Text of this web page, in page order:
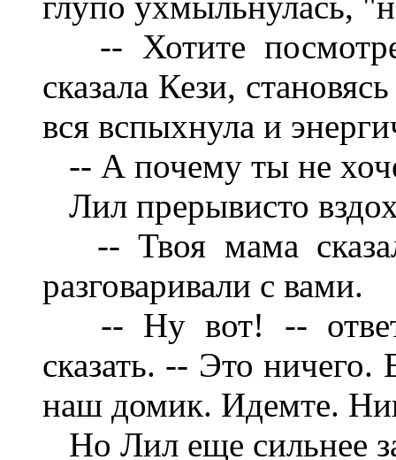
-- Хотите
сказала Кези,
вся вспыхнула и
-- А почему ты не
Лил прерывисто
-- Твоя мама
разговаривали с вами.
-- Ну вот! --
сказать. -- Это
наш домик. Идемте.
Но Лил еще сильнее